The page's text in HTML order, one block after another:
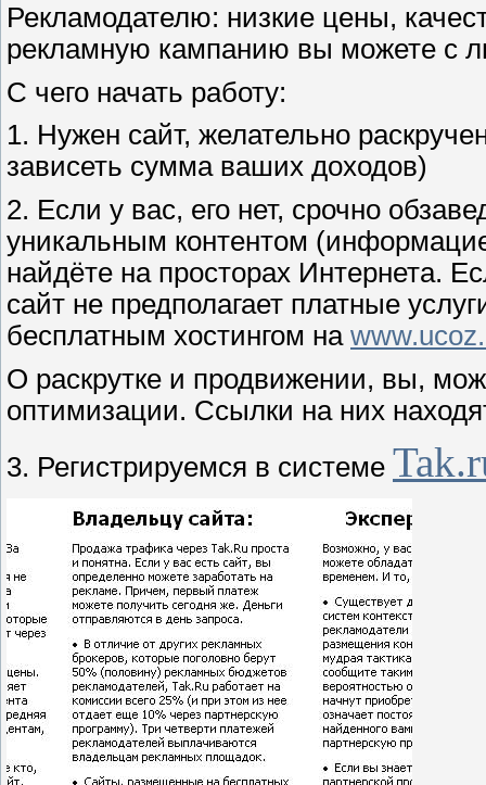
Рекламодателю: низкие цены,
рекламную кампанию вы можете с
С чего начать работу:
1. Нужен сайт, желательно
зависеть сумма ваших доходов)
2. Если у вас, его нет, срочно
уникальным контентом
найдёте на просторах Интернета.
сайт не предполагает платные
бесплатным хостингом на
О раскрутке и продвижении, вы,
оптимизации. Ссылки на них
3. Регистрируемся в системе